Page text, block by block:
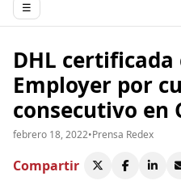
☰
DHL certificada
Employer por
consecutivo en
febrero 18, 2022•Prensa Redex
Compartir